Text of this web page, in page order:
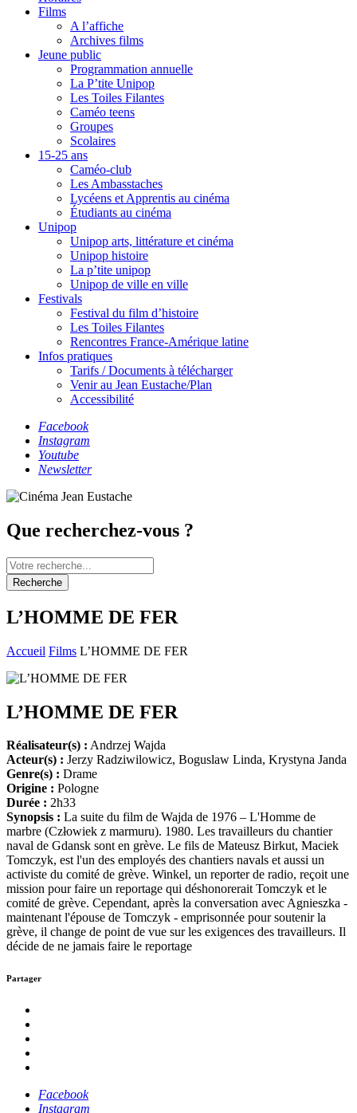
Films
A l’affiche
Archives films
Jeune public
Programmation annuelle
La P’tite Unipop
Les Toiles Filantes
Caméo teens
Groupes
Scolaires
15-25 ans
Caméo-club
Les Ambasstaches
Lycéens et Apprentis au cinéma
Étudiants au cinéma
Unipop
Unipop arts, littérature et cinéma
Unipop histoire
La p’tite unipop
Unipop de ville en ville
Festivals
Festival du film d’histoire
Les Toiles Filantes
Rencontres France-Amérique latine
Infos pratiques
Tarifs / Documents à télécharger
Venir au Jean Eustache/Plan
Accessibilité
Facebook
Instagram
Youtube
Newsletter
Que recherchez-vous ?
Recherche
L’HOMME DE FER
Accueil Films L’HOMME DE FER
L’HOMME DE FER
Réalisateur(s) : Andrzej Wajda
Acteur(s) : Jerzy Radziwilowicz, Boguslaw Linda, Krystyna Janda
Genre(s) : Drame
Origine : Pologne
Durée : 2h33
Synopsis : La suite du film de Wajda de 1976 – L'Homme de
marbre (Człowiek z marmuru). 1980. Les travailleurs du chantier
naval de Gdansk sont en grève. Le fils de Mateusz Birkut, Maciek
Tomczyk, est l'un des employés des chantiers navals et aussi un
activiste du comité de grève. Winkel, un reporter de radio, reçoit une
mission pour faire un reportage qui déshonorerait Tomczyk et le
comité de grève. Cependant, après la conversation avec Agnieszka -
maintenant l'épouse de Tomczyk - emprisonnée pour soutenir la
grève, il change de point de vue sur les exigences des travailleurs. Il
décide de ne jamais faire le reportage
Partager
Facebook
Instagram